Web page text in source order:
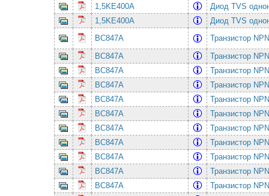
1,5KE400A
Диод TVS
1,5KE400A
Диод TVS
BC847A
Транзистор
BC847A
Транзистор
BC847A
Транзистор
BC847A
Транзистор
BC847A
Транзистор
BC847A
Транзистор
BC847A
Транзистор
BC847A
Транзистор
BC847A
Транзистор
BC847A
Транзистор
BC847A
Транзистор